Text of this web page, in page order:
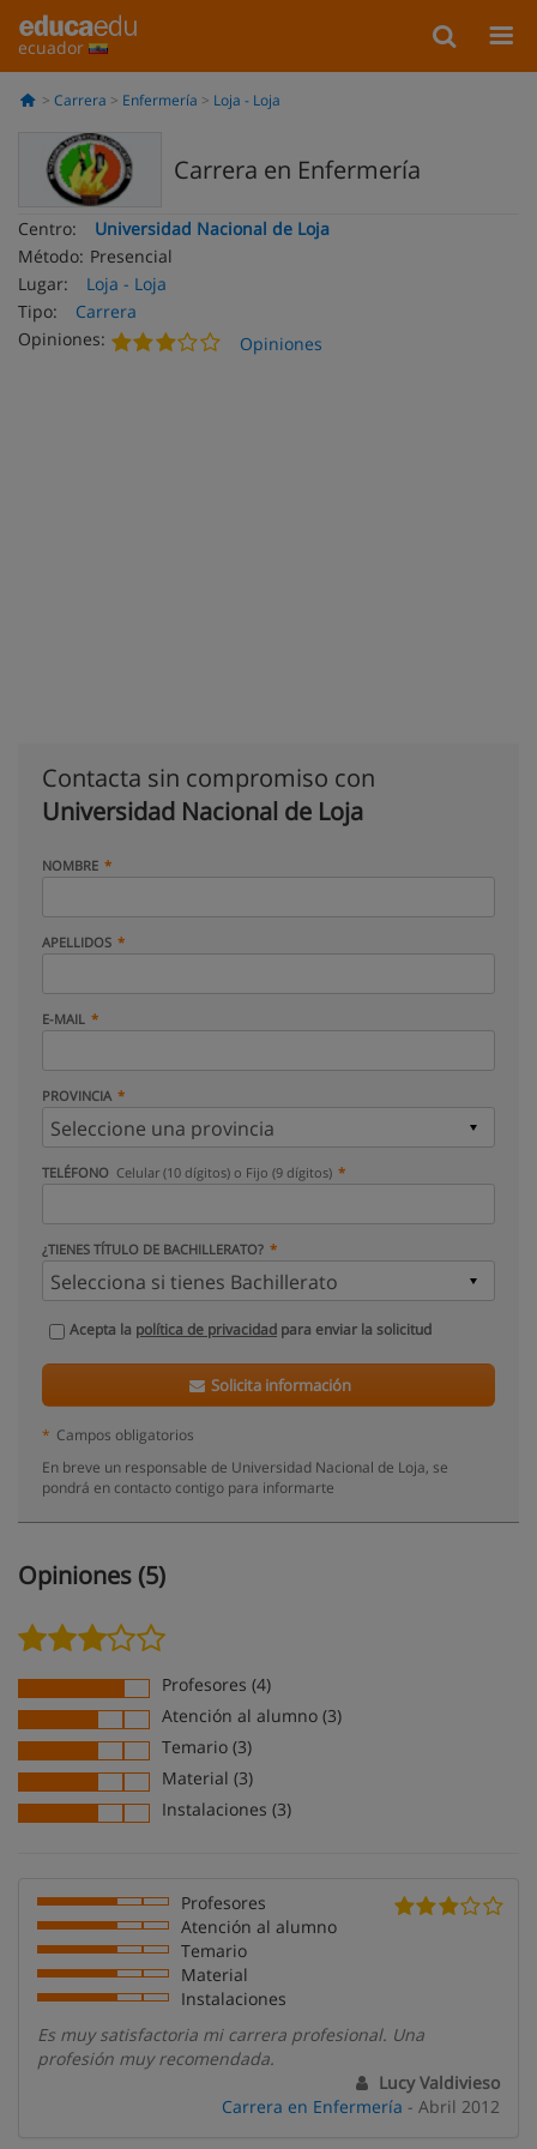
ecuador
Carrera Enfermería Loja - Loja
Carrera en Enfermería
Centro:
Universidad Nacional de Loja
Método: Presencial
Lugar:
Loja - Loja
Tipo:
Carrera
Opiniones:
Opiniones
Contacta sin compromiso con
Universidad Nacional de Loja
NOMBRE
APELLIDOS
E-MAIL
PROVINCIA
TELÉFONO Celular (10 dígitos) o Fijo (9 dígitos)
¿TIENES TÍTULO DE BACHILLERATO?
Acepta la política de privacidad para enviar la solicitud
Solicita información
* Campos obligatorios
En breve un responsable de Universidad Nacional de Loja, se
pondrá en contacto contigo para informarte
Opiniones (5)
Profesores (4)
Atención al alumno (3)
Temario (3)
Material (3)
Instalaciones (3)
Profesores
Atención al alumno
Temario
Material
Instalaciones
Es muy satisfactoria mi carrera profesional. Una
profesión muy recomendada.
Lucy Valdivieso
Carrera en Enfermería - Abril 2012